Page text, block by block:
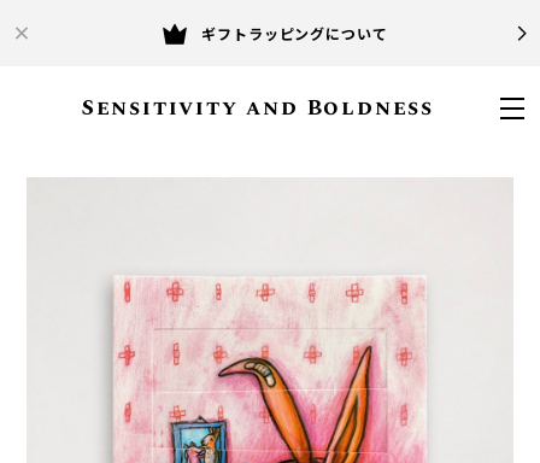
ギフトラッピングについて
Sensitivity and Boldness